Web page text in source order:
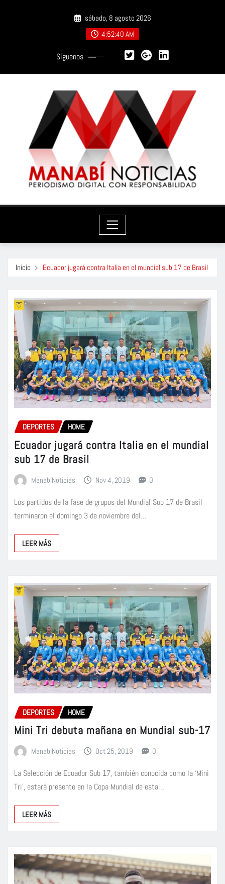
sábado, 8 agosto 2026
4:52:42 AM
Síguenos
Inicio Ecuador jugará contra Italia en el mundial sub 17 de Brasil
DEPORTES HOME
Ecuador jugará contra Italia en el mundial
sub 17 de Brasil
ManabiNoticias Nov 4, 2019 0
Los partidos de la fase de grupos del Mundial Sub 17 de Brasil
terminaron el domingo 3 de noviembre del…
LEER MÁS
DEPORTES HOME
Mini Tri debuta mañana en Mundial sub-17
ManabiNoticias Oct 25, 2019 0
La Selección de Ecuador Sub 17, también conocida como la ‘Mini
Tri’, estará presente en la Copa Mundial de esta…
LEER MÁS